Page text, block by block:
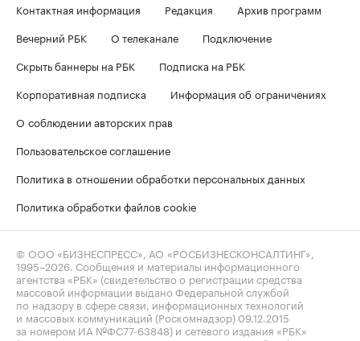
Контактная информация Редакция
Архив программ
Вечерний РБК
О телеканале
Подключение
Скрыть баннеры на РБК
Подписка на РБК
Корпоративная подписка
Информация об ограничениях
О соблюдении авторских прав
Пользовательское соглашение
Политика в отношении обработки персональных данных
Политика обработки файлов cookie
© ООО «БИЗНЕСПРЕСС», АО «РОСБИЗНЕСКОНСАЛТИНГ»,
1995–2026 . Сообщения и материалы информационного
агентства «РБК» (свидетельство о регистрации средства
массовой информации выдано Федеральной службой
по надзору в сфере связи, информационных технологий
и массовых коммуникаций (Роскомнадзор) 09.12.2015
за номером ИА №ФС77-63848) и сетевого издания «РБК»